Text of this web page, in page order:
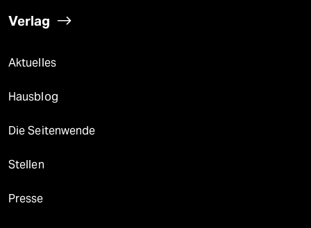
Verlag
Aktuelles
Hausblog
Die Seitenwende
Stellen
Presse